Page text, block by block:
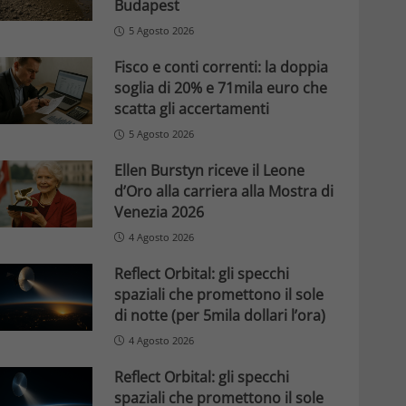
Budapest
5 Agosto 2026
Fisco e conti correnti: la doppia
soglia di 20% e 71mila euro che
scatta gli accertamenti
5 Agosto 2026
Ellen Burstyn riceve il Leone
d’Oro alla carriera alla Mostra di
Venezia 2026
4 Agosto 2026
Reflect Orbital: gli specchi
spaziali che promettono il sole
di notte (per 5mila dollari l’ora)
4 Agosto 2026
Reflect Orbital: gli specchi
spaziali che promettono il sole